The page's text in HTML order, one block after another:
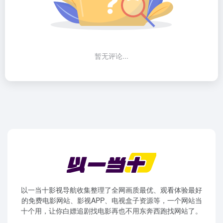
暂无评论...
以一当十影视导航收集整理了全网画质最优、观看体验最好
的免费电影网站、影视APP、电视盒子资源等，一个网站当
十个用，让你白嫖追剧找电影再也不用东奔西跑找网站了。